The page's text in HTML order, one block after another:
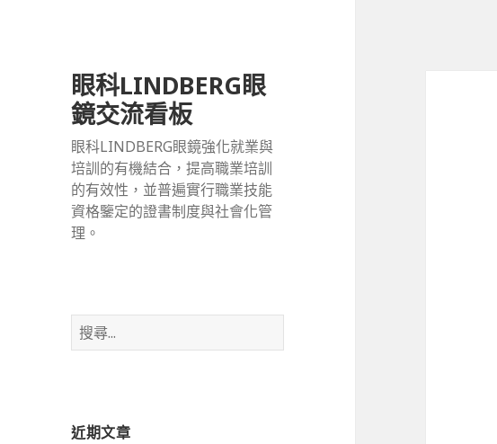
眼科LINDBERG眼
鏡交流看板
眼科LINDBERG眼鏡強化就業與
培訓的有機結合，提高職業培訓
的有效性，並普遍實行職業技能
資格鑒定的證書制度與社會化管
理。
搜
尋
近期文章